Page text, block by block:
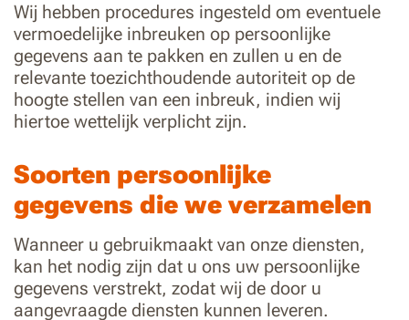
Wij hebben procedures ingesteld om eventuele
vermoedelijke inbreuken op persoonlijke
gegevens aan te pakken en zullen u en de
relevante toezichthoudende autoriteit op de
hoogte stellen van een inbreuk, indien wij
hiertoe wettelijk verplicht zijn.
Soorten persoonlijke
gegevens die we verzamelen
Wanneer u gebruikmaakt van onze diensten,
kan het nodig zijn dat u ons uw persoonlijke
gegevens verstrekt, zodat wij de door u
aangevraagde diensten kunnen leveren.